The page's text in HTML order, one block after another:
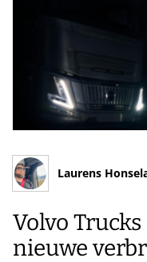
Laurens
Volvo
nieuwe